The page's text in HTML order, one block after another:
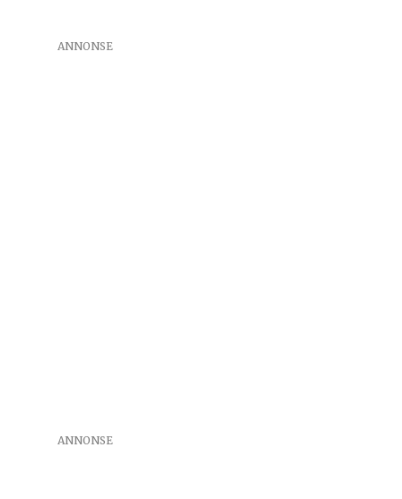
ANNONSE
ANNONSE